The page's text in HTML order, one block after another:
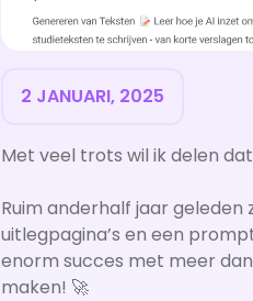
2 JANUARI, 2025
Met veel trots wil ik delen
Ruim anderhalf jaar geleden
uitlegpagina’s en een
enorm succes met meer
maken! 🚀